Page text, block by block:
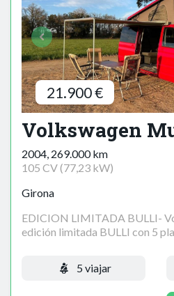
21.900 €
Volkswagen
2004, 269.000 km
105 CV (77,23 kW)
Girona
EDICION LIMITADA BULLI-
edición limitada BULLI con 5
5 viajar